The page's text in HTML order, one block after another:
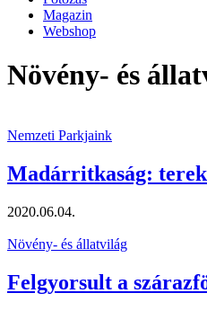
Magazin
Webshop
Növény- és
Nemzeti Parkjaink
Madárritkaság:
2020.06.04.
Növény- és állatvilág
Felgyorsult a